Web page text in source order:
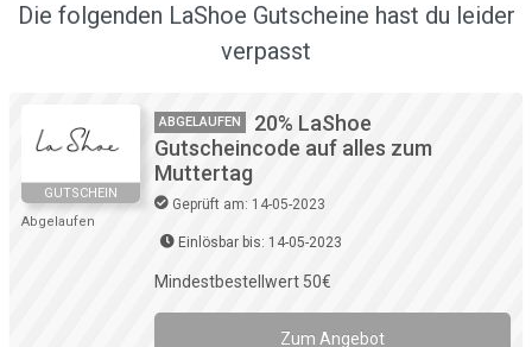
Die folgenden LaShoe Gutscheine hast du leider
verpasst
GUTSCHEIN
Abgelaufen
ABGELAUFEN
20% LaShoe
Gutscheincode auf alles zum
Muttertag
Geprüft am: 14-05-2023
Einlösbar bis: 14-05-2023
Mindestbestellwert 50€
Zum Angebot